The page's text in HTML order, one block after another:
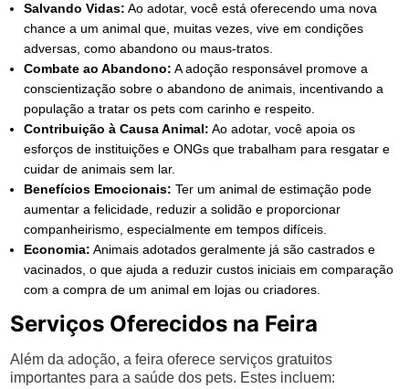
Salvando Vidas: Ao adotar, você está oferecendo uma nova
chance a um animal que, muitas vezes, vive em condições
adversas, como abandono ou maus-tratos.
Combate ao Abandono: A adoção responsável promove a
conscientização sobre o abandono de animais, incentivando a
população a tratar os pets com carinho e respeito.
Contribuição à Causa Animal: Ao adotar, você apoia os
esforços de instituições e ONGs que trabalham para resgatar e
cuidar de animais sem lar.
Benefícios Emocionais: Ter um animal de estimação pode
aumentar a felicidade, reduzir a solidão e proporcionar
companheirismo, especialmente em tempos difíceis.
Economia: Animais adotados geralmente já são castrados e
vacinados, o que ajuda a reduzir custos iniciais em comparação
com a compra de um animal em lojas ou criadores.
Serviços Oferecidos na Feira
Além da adoção, a feira oferece serviços gratuitos
importantes para a saúde dos pets. Estes incluem: